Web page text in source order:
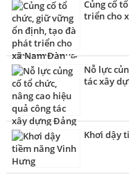
Củng cố
triển cho
Nỗ lực
tác xây
Khơi dậy